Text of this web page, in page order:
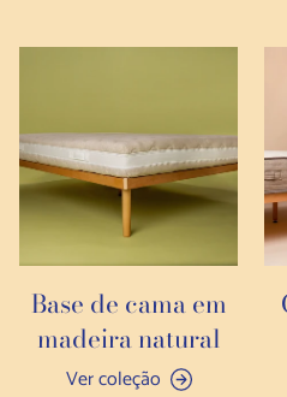
Base de cama em
madeira natural
Ver coleção